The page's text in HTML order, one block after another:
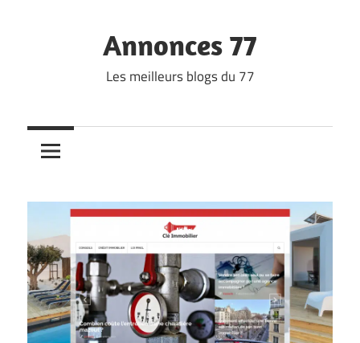
Annonces 77
Les meilleurs blogs du 77